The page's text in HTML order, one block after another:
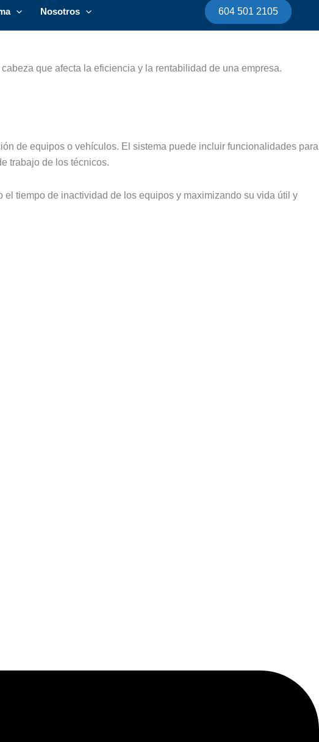
Nosotros 604 501 2105
que afecta la eficiencia y la rentabilidad de una empresa.
de equipos o vehículos. El sistema puede incluir funcionalidades para
trabajo de los técnicos.
tiempo de inactividad de los equipos y maximizando su vida útil y